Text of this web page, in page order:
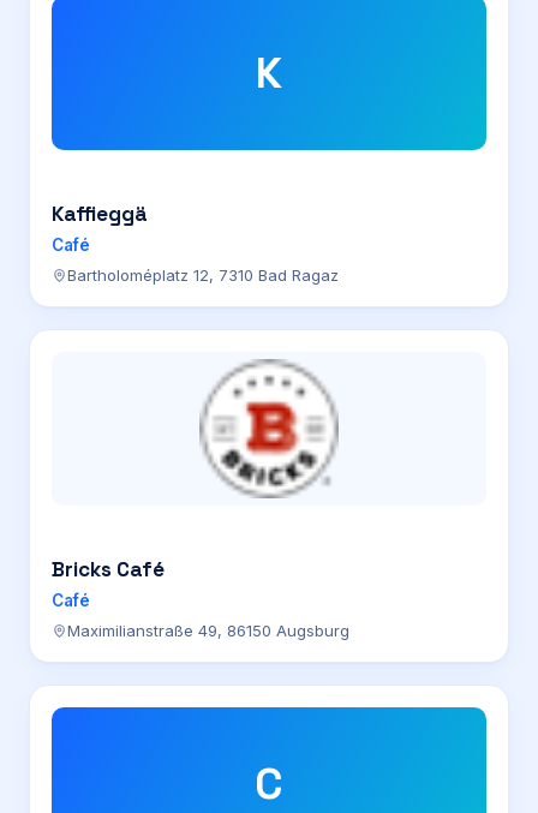
K
Kaffieggä
Café
Bartholoméplatz 12, 7310 Bad Ragaz
Bricks Café
Café
Maximilianstraße 49, 86150 Augsburg
C